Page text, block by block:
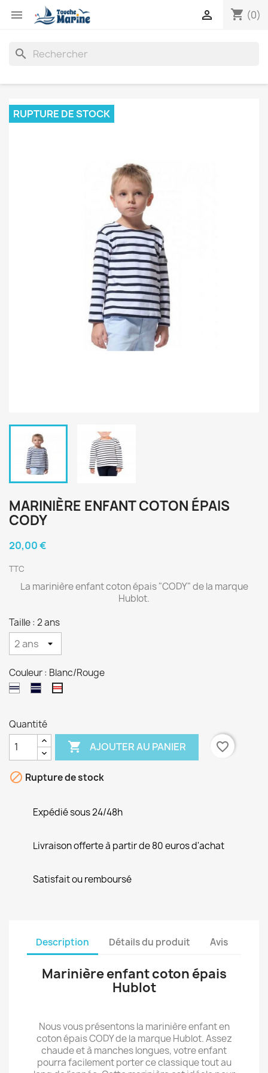
 shopping_cart (0)

search
RUPTURE DE STOCK
MARINIÈRE ENFANT COTON ÉPAIS
CODY
20,00 €
TTC
La marinière enfant coton épais "CODY" de la marque
Hublot.
Taille : 2 ans
Couleur : Blanc/Rouge
Blanc/Marine
Marine/Blanc
Blanc/Rouge
Quantité
 AJOUTER AU PANIER favorite_border
 Rupture de stock
Expédié sous 24/48h
Livraison offerte à partir de 80 euros d'achat
Satisfait ou remboursé
Description Détails du produit Avis
Marinière enfant coton épais
Hublot
Nous vous présentons la marinière enfant en
coton épais CODY de la marque Hublot. Assez
chaude et à manches longues, votre enfant
pourra facilement porter ce classique tout au